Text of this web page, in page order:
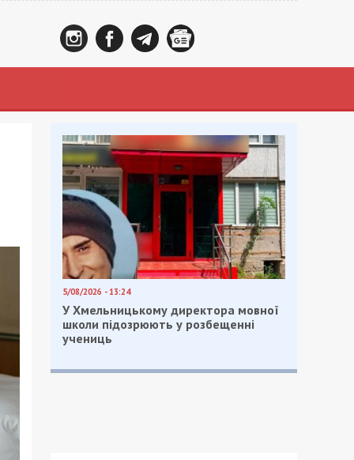
5/08/2026 - 13:24
У Хмельницькому директора мовної
школи підозрюють у розбещенні
учениць